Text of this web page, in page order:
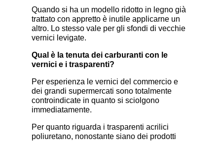
Quando si ha un modello ridotto in legno già
trattato con appretto è inutile applicarne un
altro. Lo stesso vale per gli sfondi di vecchie
vernici levigate.
Qual è la tenuta dei carburanti con le
vernici e i trasparenti?
Per esperienza le vernici del commercio e
dei grandi supermercati sono totalmente
controindicate in quanto si sciolgono
immediatamente.
Per quanto riguarda i trasparenti acrilici
poliuretano, nonostante siano dei prodotti